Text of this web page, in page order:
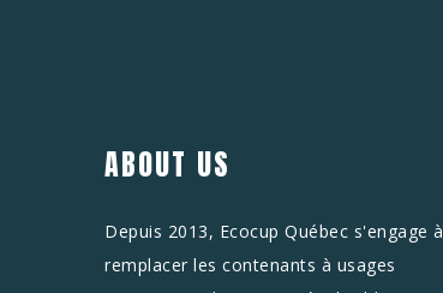
ABOUT US
Depuis 2013, Ecocup Québec s'engage à
remplacer les contenants à usages